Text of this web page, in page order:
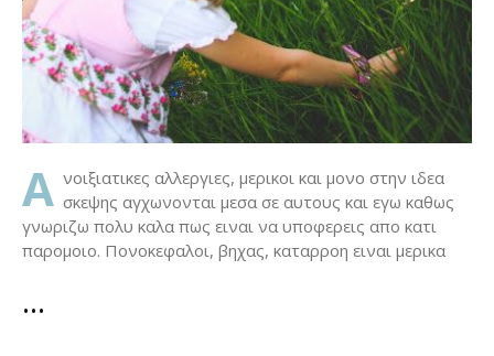
Α νοιξιατικες αλλεργιες, μερικοι και μονο στην ιδεα
σκεψης αγχωνονται μεσα σε αυτους και εγω καθως
γνωριζω πολυ καλα πως ειναι να υποφερεις απο κατι
παρομοιο. Πονοκεφαλοι, βηχας, καταρροη ειναι μερικα